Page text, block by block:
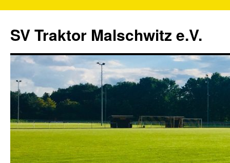
SV Traktor Malschwitz e.V.